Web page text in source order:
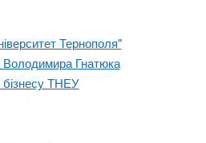
Тернополя"
Володимира Гнатюка
бізнесу ТНЕУ